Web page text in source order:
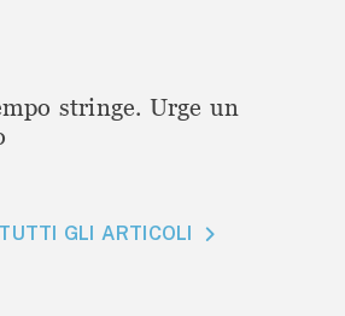
stringe. Urge un
GLI ARTICOLI